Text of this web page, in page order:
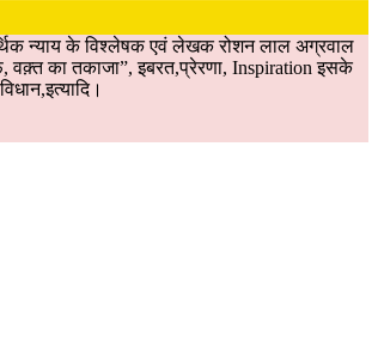
न्याय के विश्लेषक एवं लेखक रोशन लाल अग्रवाल
वक़्त का तकाजा”, इबरत,प्रेरणा, Inspiration इसके